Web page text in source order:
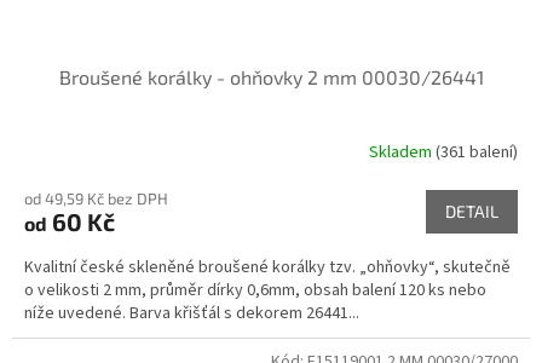
Broušené korálky - ohňovky 2 mm 00030/26441
Skladem (361 balení)
od 49,59 Kč bez DPH
od 60 Kč DETAIL
Kvalitní české skleněné broušené korálky tzv. „ohňovky“, skutečně
o velikosti 2 mm, průměr dírky 0,6mm, obsah balení 120 ks nebo
níže uvedené. Barva křišťál s dekorem 26441...